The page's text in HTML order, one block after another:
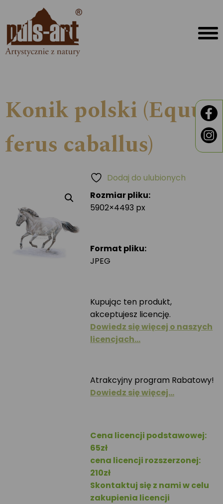
Konik polski (Equus
ferus caballus)
Rozmiar pliku:
5902×4493 px
Format pliku:
JPEG
Kupując ten produkt,
akceptujesz licencję.
Dowiedz się więcej o naszych
licencjach…
Atrakcyjny program Rabatowy!
Dowiedz się więcej…
Cena licencji podstawowej:
65zł
cena licencji rozszerzonej:
210zł
Skontaktuj się z nami w celu
zakupienia licencji
Dodaj do ulubionych